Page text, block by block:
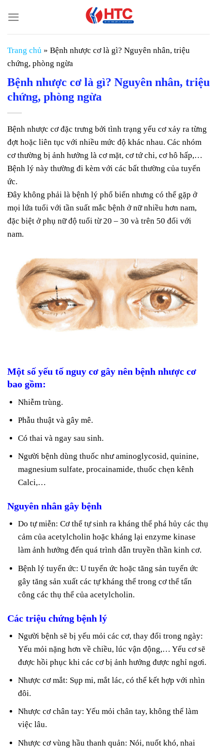
đến
nội
dung
Trang chủ » Bệnh nhược cơ là gì? Nguyên nhân, triệu
chứng, phòng ngừa
Bệnh nhược cơ là gì? Nguyên nhân, triệu
chứng, phòng ngừa
Bệnh nhược cơ đặc trưng bởi tình trạng yếu cơ xảy ra từng
đợt hoặc liên tục với nhiều mức độ khác nhau. Các nhóm
cơ thường bị ảnh hưởng là cơ mặt, cơ tứ chi, cơ hô hấp,…
Bệnh lý này thường đi kèm với các bất thường của tuyến
ức.
Đây không phải là bệnh lý phổ biến nhưng có thể gặp ở
mọi lứa tuổi với tần suất mắc bệnh ở nữ nhiều hơn nam,
đặc biệt ở phụ nữ độ tuổi từ 20 – 30 và trên 50 đối với
nam.
Một số yếu tố nguy cơ gây nên bệnh nhược cơ
bao gồm:
Nhiễm trùng.
Phẫu thuật và gây mê.
Có thai và ngay sau sinh.
Người bệnh dùng thuốc như aminoglycosid, quinine,
magnesium sulfate, procainamide, thuốc chẹn kênh
Calci,…
Nguyên nhân gây bệnh
Do tự miễn: Cơ thể tự sinh ra kháng thể phá hủy các thụ
cảm của acetylcholin hoặc kháng lại enzyme kinase
làm ảnh hưởng đến quá trình dẫn truyền thần kinh cơ.
Bệnh lý tuyến ức: U tuyến ức hoặc tăng sản tuyến ức
gây tăng sản xuất các tự kháng thể trong cơ thể tấn
công các thụ thể của acetylcholin.
Các triệu chứng bệnh lý
Người bệnh sẽ bị yếu mỏi các cơ, thay đổi trong ngày:
Yếu mỏi nặng hơn về chiều, lúc vận động,… Yếu cơ sẽ
được hồi phục khi các cơ bị ảnh hưởng được nghỉ ngơi.
Nhược cơ mắt: Sụp mi, mắt lác, có thể kết hợp với nhìn
đôi.
Nhược cơ chân tay: Yếu mỏi chân tay, không thể làm
việc lâu.
Nhược cơ vùng hầu thanh quản: Nói, nuốt khó, nhai